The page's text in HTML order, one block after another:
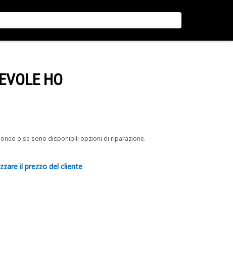
HO
o se sono disponibili opzioni di riparazione.
il prezzo del cliente